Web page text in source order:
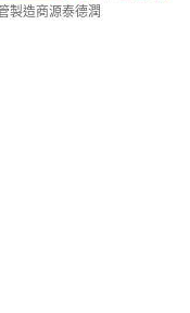
製造商源泰德潤